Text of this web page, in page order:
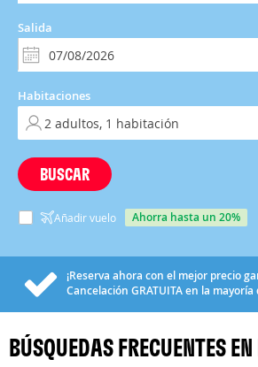
Salida
Habitaciones
BUSCAR
Añadir vuelo ahorra hasta un 20%
¡Reserva ahora con el mejor precio
Cancelación GRATUITAen la mayoría
BÚSQUEDAS FRECUENTES